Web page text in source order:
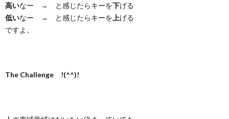
高いなー → と感じたらキーを下げる
低いなー → と感じたらキーを 上げる
ですよ。
The Challenge !(^^)!